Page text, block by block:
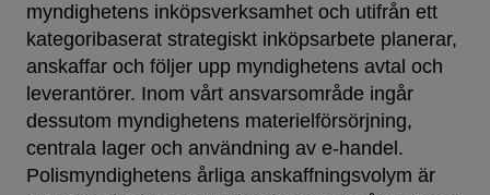
myndighetens inköpsverksamhet och utifrån ett
kategoribaserat strategiskt inköpsarbete planerar,
anskaffar och följer upp myndighetens avtal och
leverantörer. Inom vårt ansvarsområde ingår
dessutom myndighetens materielförsörjning,
centrala lager och användning av e-handel.
Polismyndighetens årliga anskaffningsvolym är